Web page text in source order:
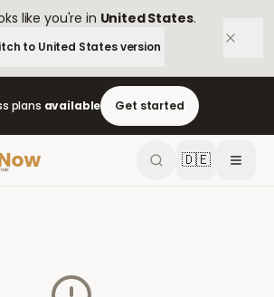
like you're in United States.
to United Statesversion
plans available Get started
🇩🇪